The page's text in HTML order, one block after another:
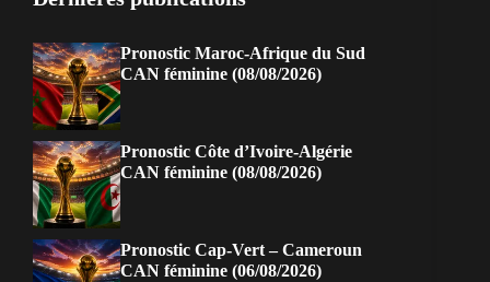
Pronostic Maroc-Afrique du Sud
CAN féminine (08/08/2026)
Pronostic Côte d’Ivoire-Algérie
CAN féminine (08/08/2026)
Pronostic Cap-Vert – Cameroun
CAN féminine (06/08/2026)